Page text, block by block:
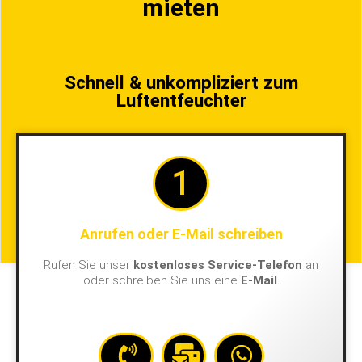
mieten
Schnell & unkompliziert zum
Luftentfeuchter
1
Anrufen oder E-Mail schreiben
Rufen Sie unser kostenloses Service-Telefon an
oder schreiben Sie uns eine E-Mail.